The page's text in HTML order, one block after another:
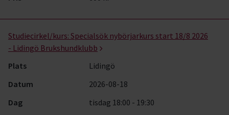
Studiecirkel/kurs: Specialsök nybörjarkurs start 18/8 2026
- Lidingö Brukshundklubb
Plats
Lidingö
Datum
2026-08-18
Dag
tisdag 18:00 - 19:30